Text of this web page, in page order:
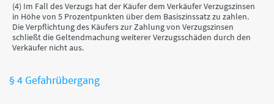
(4) Im Fall des Verzugs hat der Käufer dem Verkäufer Verzugszinsen
in Höhe von 5 Prozentpunkten über dem Basiszinssatz zu zahlen.
Die Verpflichtung des Käufers zur Zahlung von Verzugszinsen
schließt die Geltendmachung weiterer Verzugsschäden durch den
Verkäufer nicht aus.
§ 4 Gefahrübergang